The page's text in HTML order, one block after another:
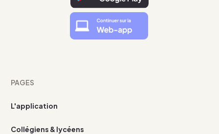
PAGES
L'application
Collégiens & lycéens